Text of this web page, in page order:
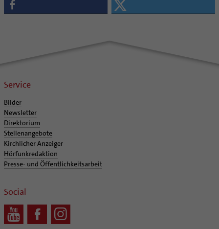
Service
Bilder
Newsletter
Direktorium
Stellenangebote
Kirchlicher Anzeiger
Hörfunkredaktion
Presse- und Öffentlichkeitsarbeit
Social